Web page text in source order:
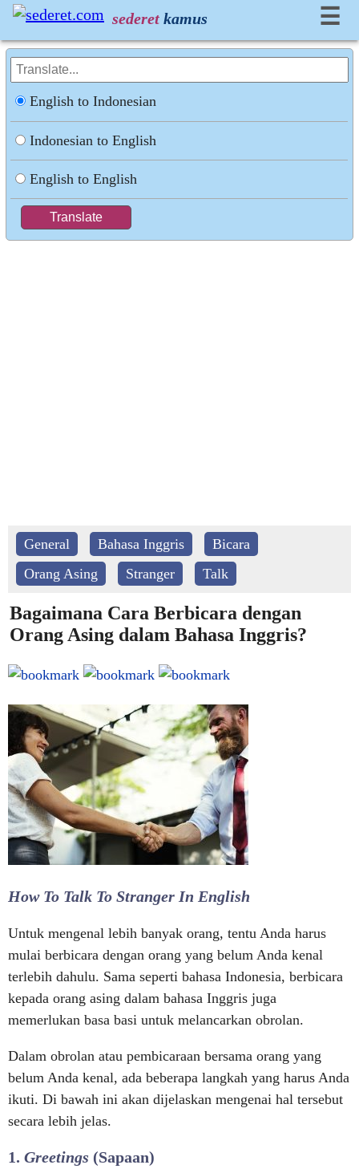
sederet kamus ☰
English to Indonesian
Indonesian to English
English to English
General Bahasa Inggris
Bicara
Orang Asing
Stranger Talk
Bagaimana Cara Berbicara dengan
Orang Asing dalam Bahasa Inggris?
How To Talk To Stranger In English
Untuk mengenal lebih banyak orang, tentu Anda harus
mulai berbicara dengan orang yang belum Anda kenal
terlebih dahulu. Sama seperti bahasa Indonesia, berbicara
kepada orang asing dalam bahasa Inggris juga
memerlukan basa basi untuk melancarkan obrolan.
Dalam obrolan atau pembicaraan bersama orang yang
belum Anda kenal, ada beberapa langkah yang harus Anda
ikuti. Di bawah ini akan dijelaskan mengenai hal tersebut
secara lebih jelas.
1. Greetings (Sapaan)